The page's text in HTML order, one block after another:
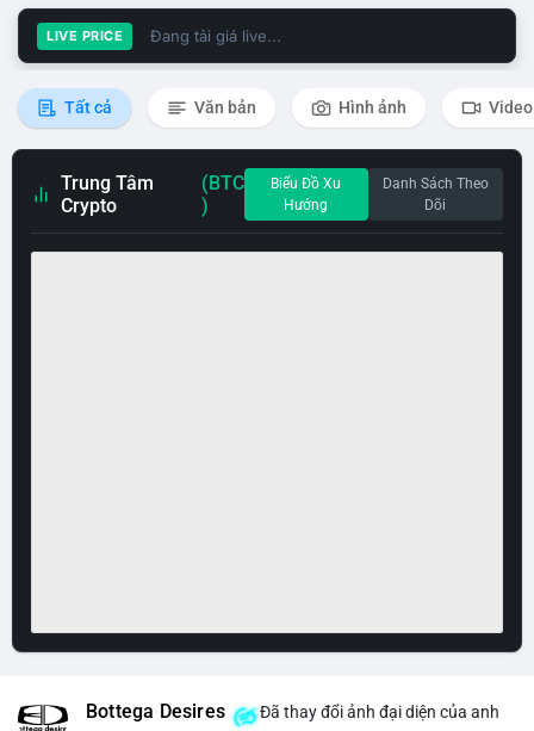
LIVE PRICE Đang tải giá live...
Tất cả Văn bản Hình ảnh Video
Trung Tâm
Crypto
(BTC
)
Biểu Đồ Xu
Hướng
Danh Sách Theo
Dõi
Bottega Desires
Đã thay đổi ảnh đại diện của anh